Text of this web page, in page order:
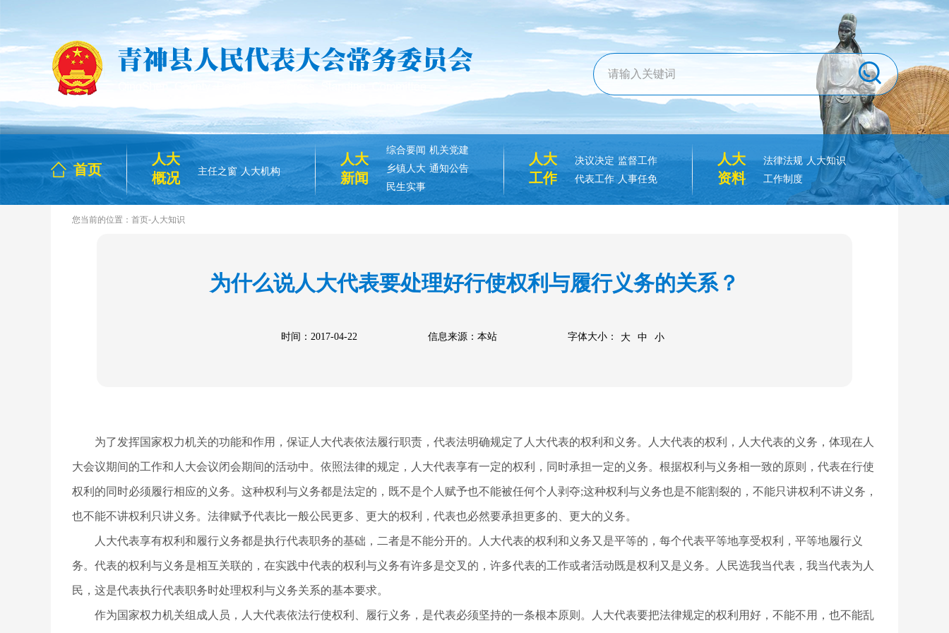
首页
人大
概况
主任之窗 人大机构
人大
新闻
综合要闻 机关党建
乡镇人大 通知公告
民生实事
人大
工作
决议决定 监督工作
代表工作 人事任免
人大
资料
法律法规 人大知识
工作制度
您当前的位置： 首页-人大知识
为什么说人大代表要处理好行使权利与履行义务的关系？
时间：2017-04-22 信息来源：本站 字体大小： 大 中 小
为了发挥国家权力机关的功能和作用，保证人大代表依法履行职责，代表法明确规定了人大代表的权利和义务。人大代表的权利，人大代表的义务，体现在人
大会议期间的工作和人大会议闭会期间的活动中。依照法律的规定，人大代表享有一定的权利，同时承担一定的义务。根据权利与义务相一致的原则，代表在行使
权利的同时必须履行相应的义务。这种权利与义务都是法定的，既不是个人赋予也不能被任何个人剥夺;这种权利与义务也是不能割裂的，不能只讲权利不讲义务，
也不能不讲权利只讲义务。法律赋予代表比一般公民更多、更大的权利，代表也必然要承担更多的、更大的义务。
人大代表享有权利和履行义务都是执行代表职务的基础，二者是不能分开的。人大代表的权利和义务又是平等的，每个代表平等地享受权利，平等地履行义
务。代表的权利与义务是相互关联的，在实践中代表的权利与义务有许多是交叉的，许多代表的工作或者活动既是权利又是义务。人民选我当代表，我当代表为人
民，这是代表执行代表职务时处理权利与义务关系的基本要求。
作为国家权力机关组成人员，人大代表依法行使权利、履行义务，是代表必须坚持的一条根本原则。人大代表要把法律规定的权利用好，不能不用，也不能乱